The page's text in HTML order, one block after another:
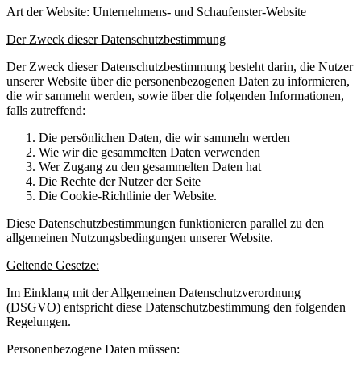
Art der Website: Unternehmens- und Schaufenster-Website
Der Zweck dieser Datenschutzbestimmung
Der Zweck dieser Datenschutzbestimmung besteht darin, die Nutzer
unserer Website über die personenbezogenen Daten zu informieren,
die wir sammeln werden, sowie über die folgenden Informationen,
falls zutreffend:
Die persönlichen Daten, die wir sammeln werden
Wie wir die gesammelten Daten verwenden
Wer Zugang zu den gesammelten Daten hat
Die Rechte der Nutzer der Seite
Die Cookie-Richtlinie der Website.
Diese Datenschutzbestimmungen funktionieren parallel zu den
allgemeinen Nutzungsbedingungen unserer Website.
Geltende Gesetze:
Im Einklang mit der Allgemeinen Datenschutzverordnung
(DSGVO) entspricht diese Datenschutzbestimmung den folgenden
Regelungen.
Personenbezogene Daten müssen: